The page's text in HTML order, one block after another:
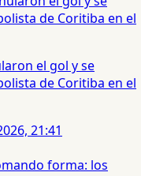
el gol y se
de Coritiba en el
21:41